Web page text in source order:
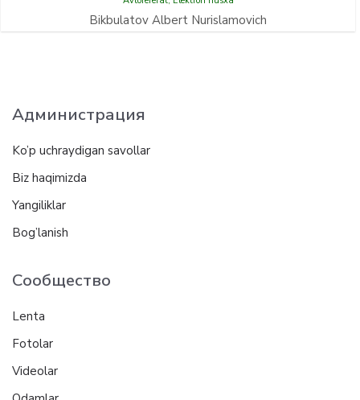
Bikbulatov Albert Nurislamovich
Администрация
Ko’p uchraydigan savollar
Biz haqimizda
Yangiliklar
Bog’lanish
Сообщество
Lenta
Fotolar
Videolar